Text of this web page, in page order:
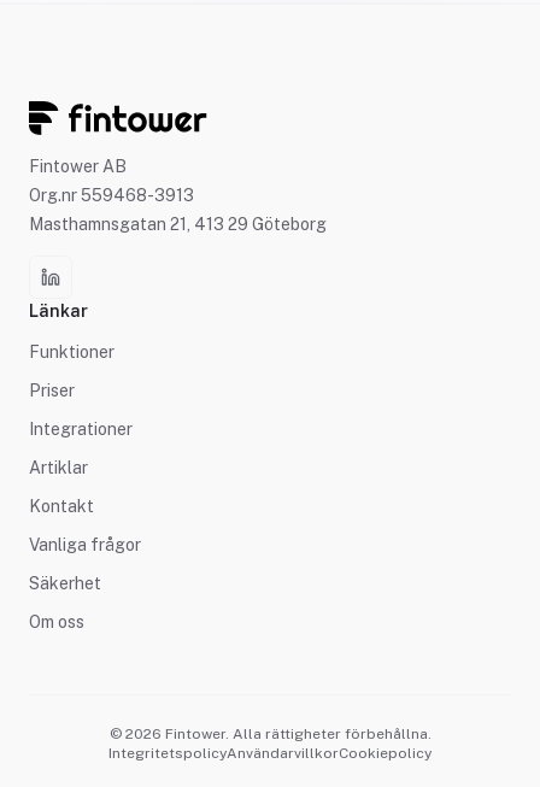
Fintower AB
Org.nr 559468-3913
Masthamnsgatan 21, 413 29 Göteborg
Länkar
Funktioner
Priser
Integrationer
Artiklar
Kontakt
Vanliga frågor
Säkerhet
Om oss
© 2026 Fintower. Alla rättigheter förbehållna.
IntegritetspolicyAnvändarvillkorCookiepolicy